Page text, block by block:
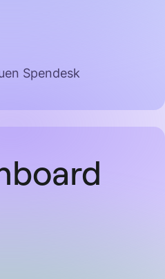
Spendesk